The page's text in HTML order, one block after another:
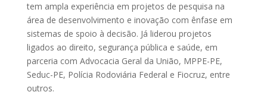
tem ampla experiência em projetos de pesquisa na
área de desenvolvimento e inovação com ênfase em
sistemas de spoio à decisão. Já liderou projetos
ligados ao direito, segurança pública e saúde, em
parceria com Advocacia Geral da União, MPPE-PE,
Seduc-PE, Polícia Rodoviária Federal e Fiocruz, entre
outros.